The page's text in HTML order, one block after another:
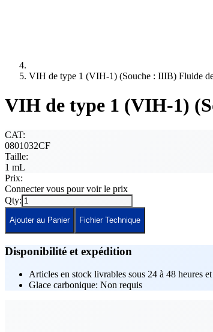
VIH de type 1 (VIH-1) (Souche : IIIB) Fluide
VIH de type 1 (VIH-1)
CAT:
0801032CF
Taille:
1 mL
Prix:
Connecter vous pour voir le prix
Qty:
Ajouter au Panier Fichier Technique
Disponibilité et expédition
Articles en stock livrables sous 24 à 48 heures
Glace carbonique: Non requis